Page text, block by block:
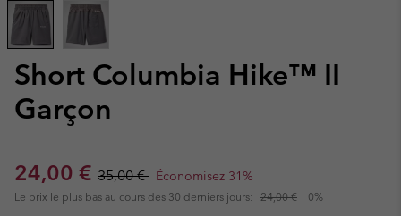
Short Columbia Hike™ II
Garçon
Sale price:
24,00 € Regular price:
35,00 € Économisez 31%
Le prix le plus bas au cours des 30 derniers jours: 24,00 € 0%